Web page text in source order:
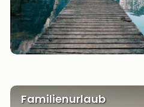
Familienurlaub